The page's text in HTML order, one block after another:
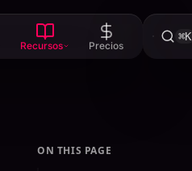
Recursos Precios
⌘K
ON THIS PAGE